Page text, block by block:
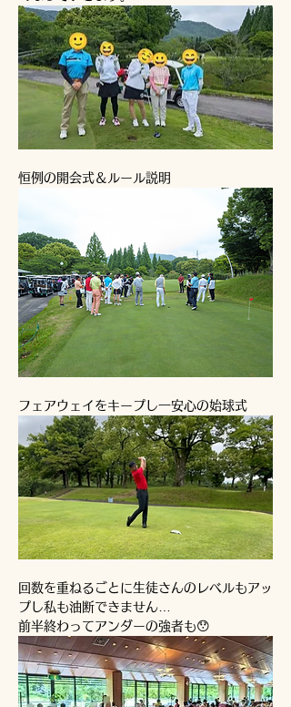
恒例の開会式＆ルール説明
フェアウェイをキープし一安心の始球式
回数を重ねるごとに生徒さんのレベルもアッ
プし私も油断できません…
前半終わってアンダーの強者も😯